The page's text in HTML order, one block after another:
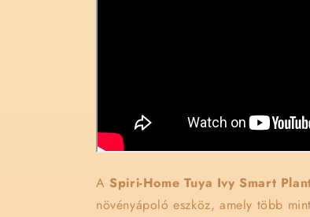
ASpiri-Home Tuya Ivy Smart
növényápoló eszköz, amely több